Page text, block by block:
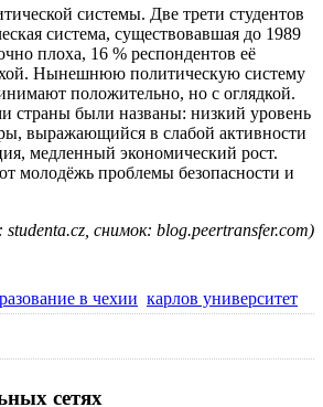
системы. Две трети студентов
система, существовавшая до 1989
плоха, 16 % респондентов её
Нынешнюю политическую систему
положительно, но с оглядкой.
страны были названы: низкий уровень
выражающийся в слабой активности
медленный экономический рост.
молодёжь проблемы безопасности и
снимок: blog.peertransfer.com)
в чехии карлов университет
сетях